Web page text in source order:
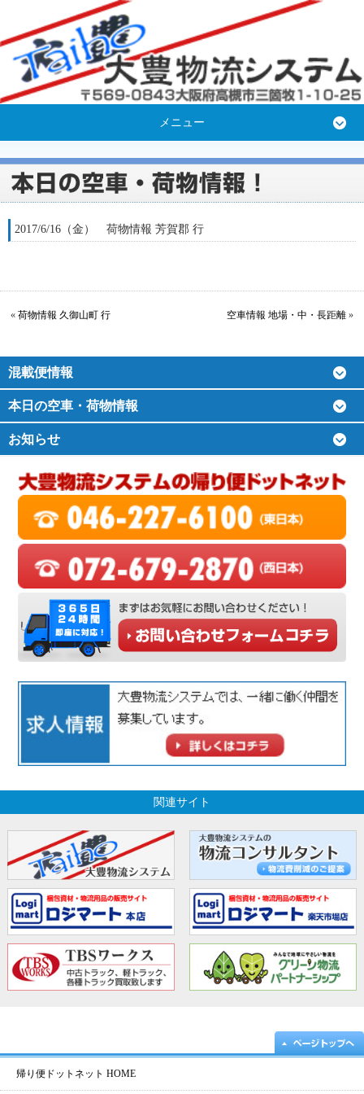
メニュー
2017/6/16（金） 荷物情報 芳賀郡 行
« 荷物情報 久御山町 行 空車情報 地場・中・長距離 »
混載便情報
本日の空車・荷物情報
お知らせ
関連サイト
帰り便ドットネット HOME